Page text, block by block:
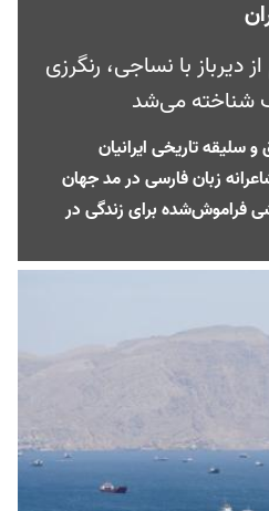
دیرباز با نساجی، رنگرزی
شناخته می‌شد
سلیقه تاریخی ایرانیان
زبان فارسی در مد جهان
فراموش‌شده برای زندگی در